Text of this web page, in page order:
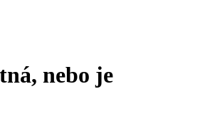
nebo je